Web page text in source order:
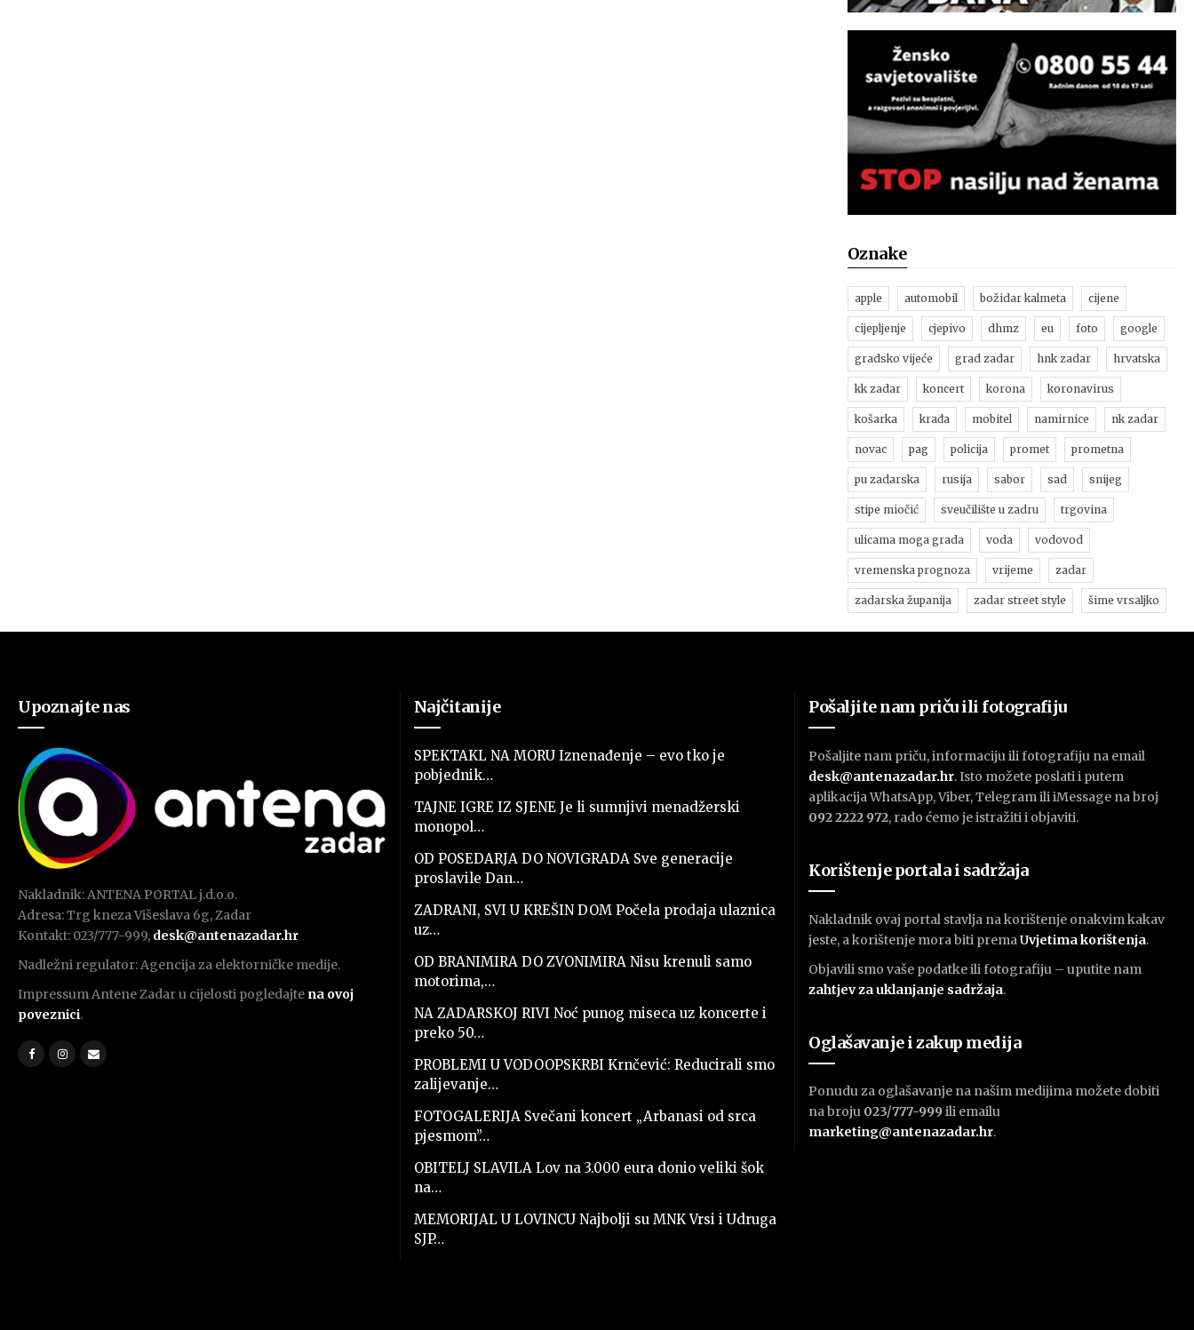
Oznake
apple automobil božidar kalmeta cijene
cijepljenje cjepivo dhmz eu foto google
gradsko vijeće grad zadar hnk zadar hrvatska
kk zadar koncert korona koronavirus
košarka krađa mobitel namirnice nk zadar
novac pag policija promet prometna
pu zadarska rusija sabor sad snijeg
stipe miočić sveučilište u zadru trgovina
ulicama moga grada voda vodovod
vremenska prognoza vrijeme zadar
zadarska županija zadar street style šime vrsaljko
Upoznajte nas
Nakladnik: ANTENA PORTAL j.d.o.o.
Adresa: Trg kneza Višeslava 6g, Zadar
Kontakt: 023/777-999, desk@antenazadar.hr
Nadležni regulator: Agencija za elektorničke medije.
Impressum Antene Zadar u cijelosti pogledajte na ovoj
poveznici.
Najčitanije
SPEKTAKL NA MORU Iznenađenje – evo tko je
pobjednik…
TAJNE IGRE IZ SJENE Je li sumnjivi menadžerski
monopol…
OD POSEDARJA DO NOVIGRADA Sve generacije
proslavile Dan…
ZADRANI, SVI U KREŠIN DOM Počela prodaja ulaznica
uz…
OD BRANIMIRA DO ZVONIMIRA Nisu krenuli samo
motorima,…
NA ZADARSKOJ RIVI Noć punog miseca uz koncerte i
preko 50…
PROBLEMI U VODOOPSKRBI Krnčević: Reducirali smo
zalijevanje…
FOTOGALERIJA Svečani koncert „Arbanasi od srca
pjesmom”…
OBITELJ SLAVILA Lov na 3.000 eura donio veliki šok
na…
MEMORIJAL U LOVINCU Najbolji su MNK Vrsi i Udruga
SJP…
Pošaljite nam priču ili fotografiju
Pošaljite nam priču, informaciju ili fotografiju na email
desk@antenazadar.hr. Isto možete poslati i putem
aplikacija WhatsApp, Viber, Telegram ili iMessage na broj
092 2222 972, rado ćemo je istražiti i objaviti.
Korištenje portala i sadržaja
Nakladnik ovaj portal stavlja na korištenje onakvim kakav
jeste, a korištenje mora biti premaUvjetima korištenja.
Objavili smo vaše podatke ili fotografiju – uputite nam
zahtjev za uklanjanje sadržaja.
Oglašavanje i zakup medija
Ponudu za oglašavanje na našim medijima možete dobiti
na broju 023/777-999 ili emailu
marketing@antenazadar.hr.